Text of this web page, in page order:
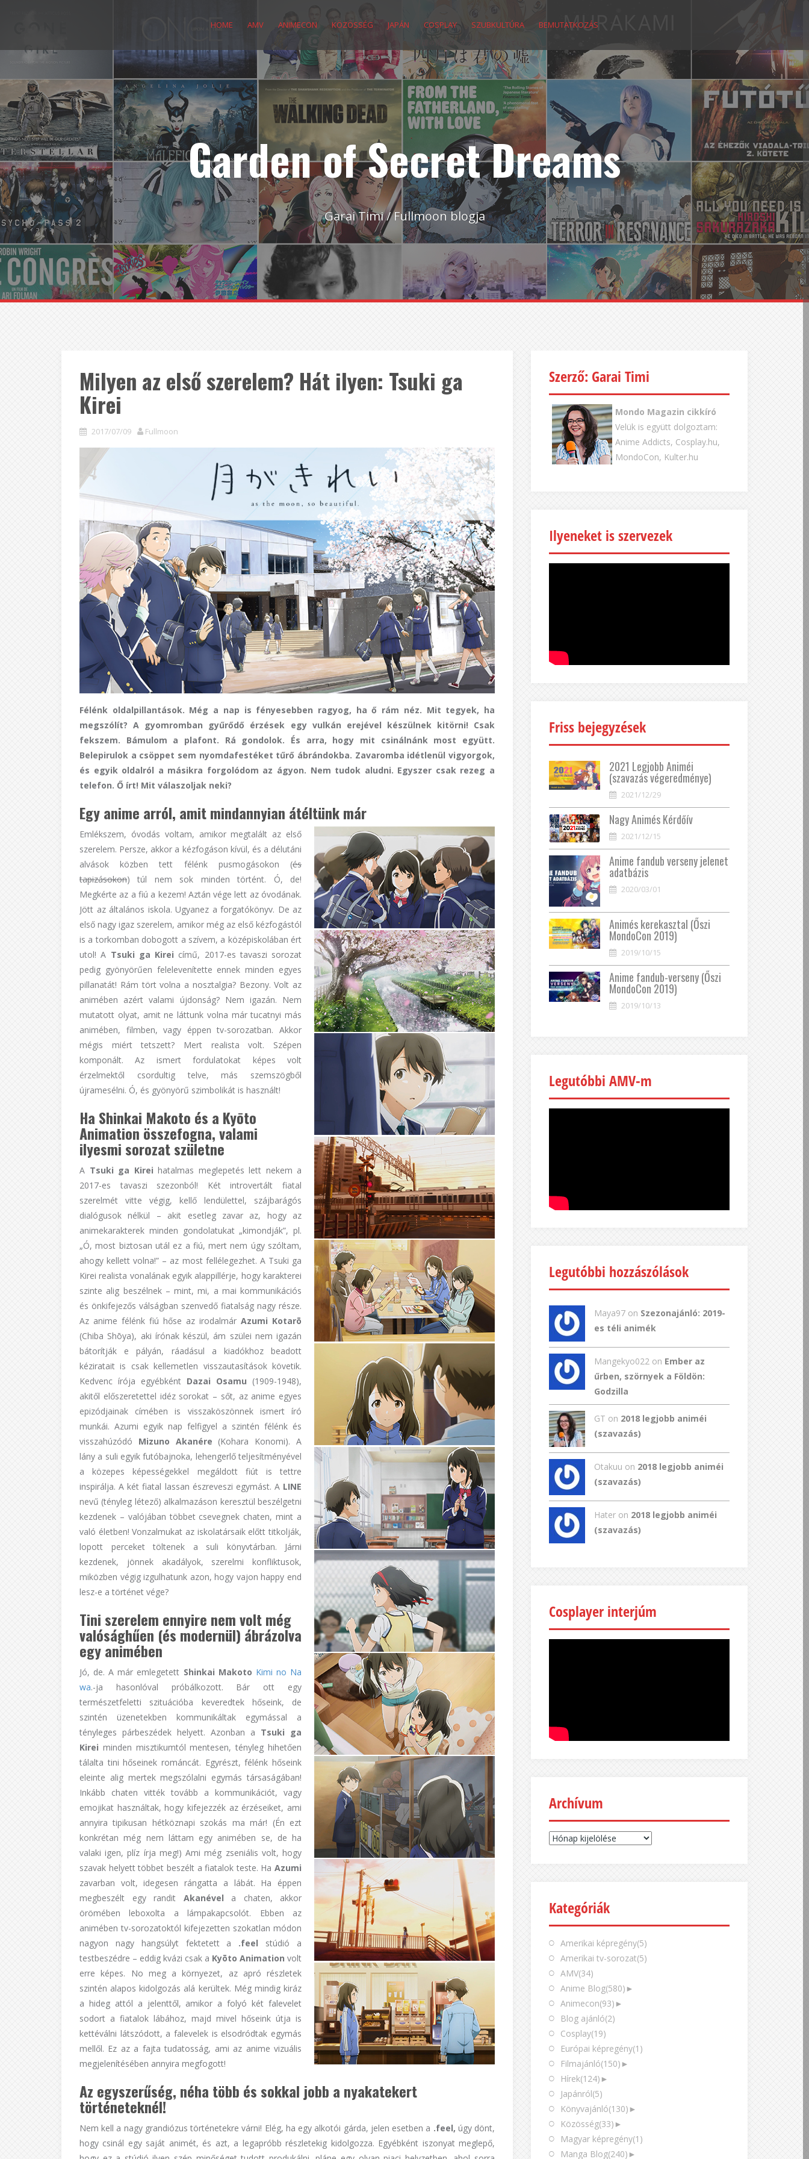
HOME AMV ANIMECON KÖZÖSSÉG JAPÁN COSPLAY SZUBKULTÚRA BEMUTATKOZÁS
Garden of Secret Dreams
Garai Timi / Fullmoon blogja
Milyen az első szerelem? Hát ilyen: Tsuki ga
Kirei
2017/07/09 Fullmoon
Félénk oldalpillantások. Még a nap is fényesebben ragyog, ha ő rám néz. Mit tegyek, ha
megszólít? A gyomromban gyűrődő érzések egy vulkán erejével készülnek kitörni! Csak
fekszem. Bámulom a plafont. Rá gondolok. És arra, hogy mit csinálnánk most együtt.
Belepirulok a csöppet sem nyomdafestéket tűrő ábrándokba. Zavaromba idétlenül vigyorgok,
és egyik oldalról a másikra forgolódom az ágyon. Nem tudok aludni. Egyszer csak rezeg a
telefon. Ő írt! Mit válaszoljak neki?
Egy anime arról, amit mindannyian átéltünk már
Emlékszem, óvodás voltam, amikor megtalált az első
szerelem. Persze, akkor a kézfogáson kívül, és a délutáni
alvások közben tett félénk pusmogásokon (és
tapizásokon) túl nem sok minden történt. Ó, de!
Megkérte az a fiú a kezem! Aztán vége lett az óvodának.
Jött az általános iskola. Ugyanez a forgatókönyv. De az
első nagy igaz szerelem, amikor még az első kézfogástól
is a torkomban dobogott a szívem, a középiskolában ért
utol! A Tsuki ga Kirei című, 2017-es tavaszi sorozat
pedig gyönyörűen felelevenítette ennek minden egyes
pillanatát! Rám tört volna a nosztalgia? Bezony. Volt az
animében azért valami újdonság? Nem igazán. Nem
mutatott olyat, amit ne láttunk volna már tucatnyi más
animében, filmben, vagy éppen tv-sorozatban. Akkor
mégis miért tetszett? Mert realista volt. Szépen
komponált. Az ismert fordulatokat képes volt
érzelmektől csordultig telve, más szemszögből
újramesélni. Ó, és gyönyörű szimbolikát is használt!
Ha Shinkai Makoto és a Kyōto
Animation összefogna, valami
ilyesmi sorozat születne
A Tsuki ga Kirei hatalmas meglepetés lett nekem a
2017-es tavaszi szezonból! Két introvertált fiatal
szerelmét vitte végig, kellő lendülettel, szájbarágós
dialógusok nélkül – akit esetleg zavar az, hogy az
animekarakterek minden gondolatukat „kimondják”, pl.
„Ó, most biztosan utál ez a fiú, mert nem úgy szóltam,
ahogy kellett volna!” – az most fellélegezhet. A Tsuki ga
Kirei realista vonalának egyik alappillérje, hogy karakterei
szinte alig beszélnek – mint, mi, a mai kommunikációs
és önkifejezős válságban szenvedő fiatalság nagy része.
Az anime félénk fiú hőse az irodalmár Azumi Kotarō
(Chiba Shōya), aki írónak készül, ám szülei nem igazán
bátorítják e pályán, ráadásul a kiadókhoz beadott
kéziratait is csak kellemetlen visszautasítások követik.
Kedvenc írója egyébként Dazai Osamu (1909-1948),
akitől előszeretettel idéz sorokat – sőt, az anime egyes
epizódjainak címében is visszaköszönnek ismert író
munkái. Azumi egyik nap felfigyel a szintén félénk és
visszahúzódó Mizuno Akanére (Kohara Konomi). A
lány a suli egyik futóbajnoka, lehengerlő teljesítményével
a közepes képességekkel megáldott fiút is tettre
inspirálja. A két fiatal lassan észreveszi egymást. A LINE
nevű (tényleg létező) alkalmazáson keresztül beszélgetni
kezdenek – valójában többet csevegnek chaten, mint a
való életben! Vonzalmukat az iskolatársaik előtt titkolják,
lopott perceket töltenek a suli könyvtárban. Járni
kezdenek, jönnek akadályok, szerelmi konfliktusok,
miközben végig izgulhatunk azon, hogy vajon happy end
lesz-e a történet vége?
Tini szerelem ennyire nem volt még
valósághűen (és modernül) ábrázolva
egy animében
Jó, de. A már emlegetett Shinkai Makoto Kimi no Na
wa.-ja hasonlóval próbálkozott. Bár ott egy
természetfeletti szituációba keveredtek hőseink, de
szintén üzenetekben kommunikáltak egymással a
tényleges párbeszédek helyett. Azonban a Tsuki ga
Kirei minden misztikumtól mentesen, tényleg hihetően
tálalta tini hőseinek románcát. Egyrészt, félénk hőseink
eleinte alig mertek megszólalni egymás társaságában!
Inkább chaten vitték tovább a kommunikációt, vagy
emojikat használtak, hogy kifejezzék az érzéseiket, ami
annyira tipikusan hétköznapi szokás ma már! (Én ezt
konkrétan még nem láttam egy animében se, de ha
valaki igen, plíz írja meg!) Ami még zseniális volt, hogy
szavak helyett többet beszélt a fiatalok teste. Ha Azumi
zavarban volt, idegesen rángatta a lábát. Ha éppen
megbeszélt egy randit Akanével a chaten, akkor
örömében leboxolta a lámpakapcsolót. Ebben az
animében tv-sorozatoktól kifejezetten szokatlan módon
nagyon nagy hangsúlyt fektetett a .feel stúdió a
testbeszédre – eddig kvázi csak a Kyōto Animation volt
erre képes. No meg a környezet, az apró részletek
szintén alapos kidolgozás alá kerültek. Még mindig kiráz
a hideg attól a jelenttől, amikor a folyó két falevelet
sodort a fiatalok lábához, majd mivel hőseink útja is
kettéválni látszódott, a falevelek is elsodródtak egymás
mellől. Ez az a fajta tudatosság, ami az anime vizuális
megjelenítésében annyira megfogott!
Az egyszerűség, néha több és sokkal jobb a nyakatekert
történeteknél!
Nem kell a nagy grandiózus történetekre várni! Elég, ha egy alkotói gárda, jelen esetben a .feel, úgy dönt,
hogy csinál egy saját animét, és azt, a legapróbb részletekig kidolgozza. Egyébként iszonyat meglepő,
Szerző: Garai Timi
Mondo Magazin cikkíró
Velük is együtt dolgoztam:
Anime Addicts, Cosplay.hu,
MondoCon, Kulter.hu
Ilyeneket is szervezek
Friss bejegyzések
2021 Legjobb Animéi
(szavazás végeredménye)
2021/12/29
Nagy Animés Kérdőív
2021/12/15
Anime fandub verseny jelenet
adatbázis
2020/03/01
Animés kerekasztal (Őszi
MondoCon 2019)
2019/10/15
Anime fandub-verseny (Őszi
MondoCon 2019)
2019/10/13
Legutóbbi AMV-m
Legutóbbi hozzászólások
Maya97 on Szezonajánló: 2019-
es téli animék
Mangekyo022 on Ember az
űrben, szörnyek a Földön:
Godzilla
GT on 2018 legjobb animéi
(szavazás)
Otakuu on 2018 legjobb animéi
(szavazás)
Hater on 2018 legjobb animéi
(szavazás)
Cosplayer interjúm
Archívum
Archívum
Kategóriák
Amerikai képregény(5)
Amerikai tv-sorozat(5)
AMV(34)
Anime Blog(580) ►
Animecon(93) ►
Blog ajánló(2)
Cosplay(19)
Európai képregény(1)
Filmajánló(150) ►
Hírek(124) ►
Japánról(5)
Könyvajánló(130) ►
Közösség(33) ►
Magyar képregény(1)
Manga Blog(240) ►